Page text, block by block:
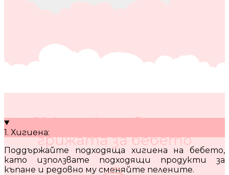
10 кратки съвета за
грижата за бебето
1. Хигиена:
Поддържайте подходяща хигиена на бебето,
като използвате подходящи продукти за
къпане и редовно му сменяйте пелените.